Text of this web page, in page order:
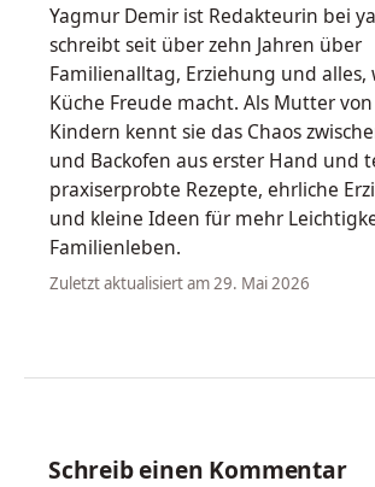
Yagmur Demir ist Redakteurin bei
schreibt seit über zehn Jahren über
Familienalltag, Erziehung und alles,
Küche Freude macht. Als Mutter
Kindern kennt sie das Chaos
und Backofen aus erster Hand und
praxiserprobte Rezepte, ehrliche
und kleine Ideen für mehr
Familienleben.
Zuletzt aktualisiert am 29. Mai 2026
Schreib einen Kommentar